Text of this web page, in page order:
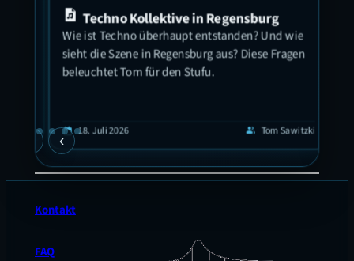
Techno Kollektive in Regensburg
Wie ist Techno überhaupt entstanden? Und wie
sieht die Szene in Regensburg aus? Diese Fragen
beleuchtet Tom für den Stufu.
calendar_today 18. Juli 2026 Tom Sawitzki
‹
Kontakt
FAQ